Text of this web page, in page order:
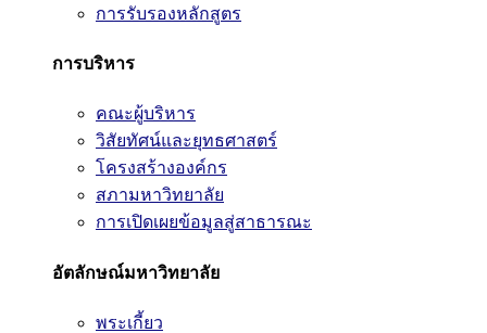
การรับรองหลักสูตร
การบริหาร
คณะผู้บริหาร
วิสัยทัศน์และยุทธศาสตร์
โครงสร้างองค์กร
สภามหาวิทยาลัย
การเปิดเผยข้อมูลสู่สาธารณะ
อัตลักษณ์มหาวิทยาลัย
พระเกี้ยว